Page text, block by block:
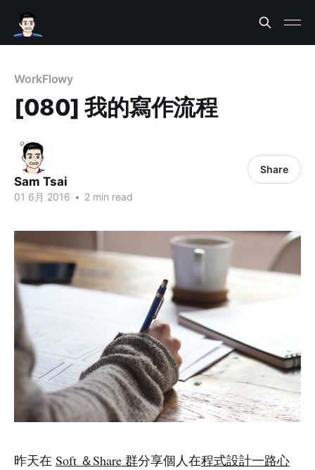
WorkFlowy
[080] 我的寫作流程
Sam Tsai
01 6月 2016 • 2 min read
Share
昨天在 Soft ＆Share 群分享個人在程式設計一路心